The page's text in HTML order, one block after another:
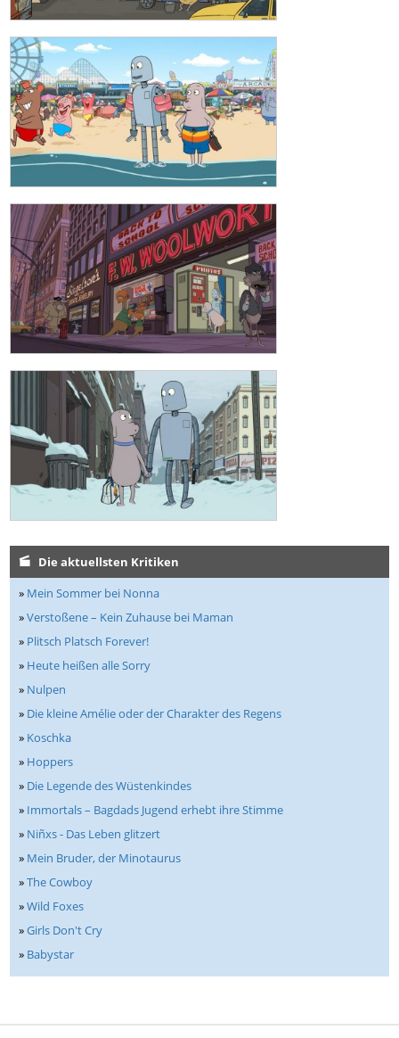
Die aktuellsten Kritiken
» Mein Sommer bei Nonna
»Verstoßene – Kein Zuhause bei Maman
» Plitsch Platsch Forever!
» Heute heißen alle Sorry
» Nulpen
» Die kleine Amélie oder der Charakter des Regens
» Koschka
» Hoppers
» Die Legende des Wüstenkindes
» Immortals – Bagdads Jugend erhebt ihre Stimme
» Niñxs - Das Leben glitzert
» Mein Bruder, der Minotaurus
»The Cowboy
»Wild Foxes
»Girls Don't Cry
» Babystar